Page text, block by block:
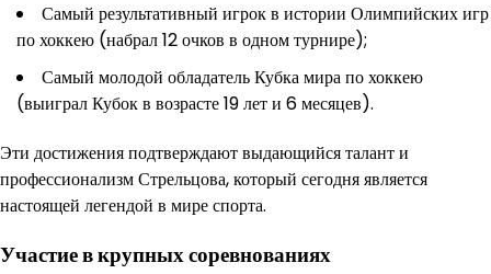
Самый результативный игрок в истории Олимпийских игр
по хоккею (набрал 12 очков в одном турнире);
Самый молодой обладатель Кубка мира по хоккею
(выиграл Кубок в возрасте 19 лет и 6 месяцев).
Эти достижения подтверждают выдающийся талант и
профессионализм Стрельцова, который сегодня является
настоящей легендой в мире спорта.
Участие в крупных соревнованиях